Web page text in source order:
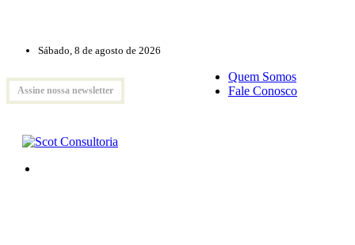
Sábado, 8 de agosto de 2026
Assine nossa newsletter
Quem Somos
Fale Conosco